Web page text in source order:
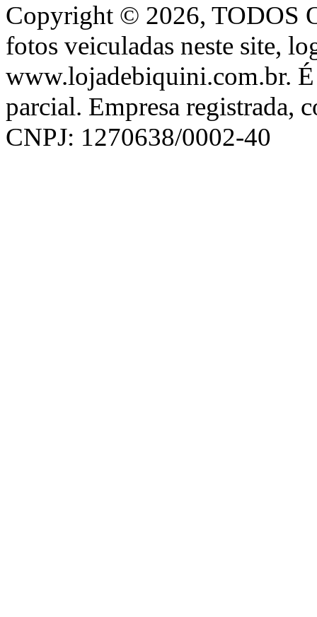
Copyright © 2026, TODOS
fotos veiculadas neste site,
www.lojadebiquini.com.br. É
parcial. Empresa registrada,
CNPJ: 1270638/0002-40